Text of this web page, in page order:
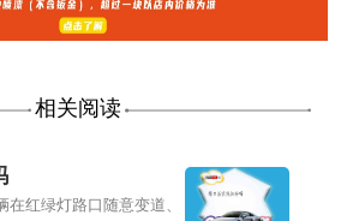
相关阅读
在红绿灯路口随意变道、